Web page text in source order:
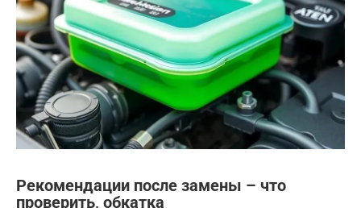
Рекомендации после замены – что
проверить, обкатка